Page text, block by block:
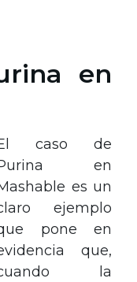
en
caso de
en
es un
ejemplo
pone en
que,
la